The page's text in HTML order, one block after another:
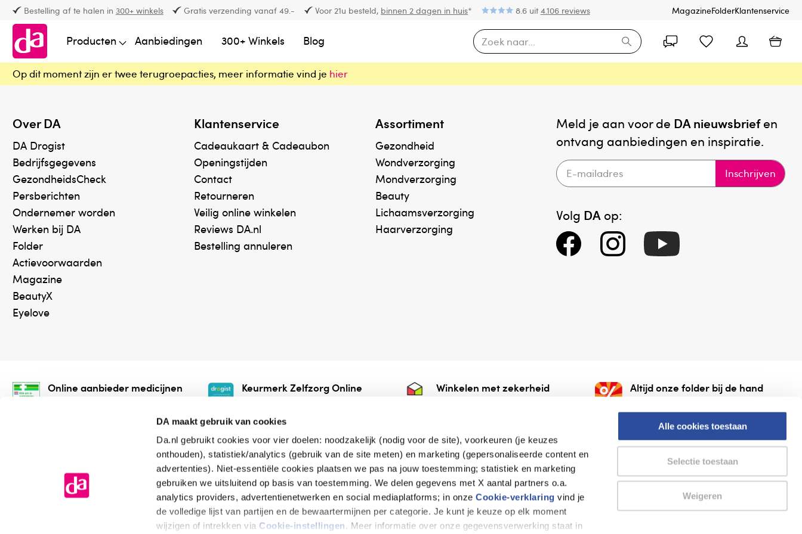
DA maakt gebruik van cookies
Da.nl gebruikt cookies voor vier doelen: noodzakelijk (nodig voor de site), voorkeuren (je keuzes
onthouden), statistiek/analytics (gebruik van de site meten) en marketing (gepersonaliseerde content en
advertenties). Niet-essentiële cookies plaatsen we pas na jouw toestemming; statistiek en marketing
gebruiken we uitsluitend op basis van toestemming. We delen gegevens met X aantal partners o.a.
analytics providers, advertentienetwerken en social mediaplatforms; in onzeCookie-verklaring vind je
de volledige lijst van partijen en de bewaartermijnen per categorie. Je kunt je keuze op elk moment
wijzigen of intrekken via Cookie-instellingen. Meer informatie over onze gegevensverwerking staat in
Alle cookies toestaan
Selectie toestaan
Weigeren
Bestelling af te halen in 300+ winkels Gratis verzending vanaf 49.- Voor 21u besteld, binnen 2 dagen in huis* 8.6 uit4.106 reviews MagazineFolderKlantenservice
Producten Aanbiedingen 300+ Winkels Blog
Op dit moment zijn er twee terugroepacties, meer informatie vind je hier
Over DA
DA Drogist
Bedrijfsgegevens
GezondheidsCheck
Persberichten
Ondernemer worden
Werken bij DA
Folder
Actievoorwaarden
Magazine
BeautyX
Eyelove
Klantenservice
Cadeaukaart & Cadeaubon
Openingstijden
Contact
Retourneren
Veilig online winkelen
Reviews DA.nl
Bestelling annuleren
Assortiment
Gezondheid
Wondverzorging
Mondverzorging
Beauty
Lichaamsverzorging
Haarverzorging
Meld je aan voor de DA nieuwsbriefen
ontvang aanbiedingen en inspiratie.
Inschrijven
Volg DA op:
Online aanbieder medicijnen
onze webshop mag verkopen.
Keurmerk Zelfzorg Online
online.
Winkelen met zekerheid Altijd onze folder bij de hand
AlleFolders.
de vriendelijke specialist
Algemene voorwaarden Cookieverklaring Disclaimer Privacy verklaring Thuiswinkel waarborg